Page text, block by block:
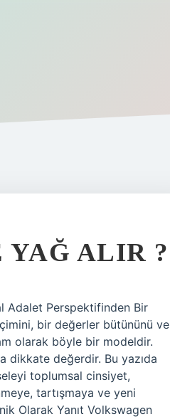
ALIR ?
Adalet Perspektifinden Bir
bir değerler bütününü ve
olarak böyle bir modeldir.
dikkate değerdir. Bu yazıda
toplumsal cinsiyet,
tartışmaya ve yeni
Olarak Yanıt Volkswagen